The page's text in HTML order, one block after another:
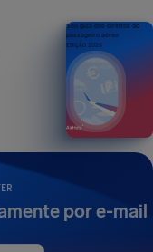
por e-mail
Seu guia dos direitos do
passageiro aéreo
EDIÇÃO 2026